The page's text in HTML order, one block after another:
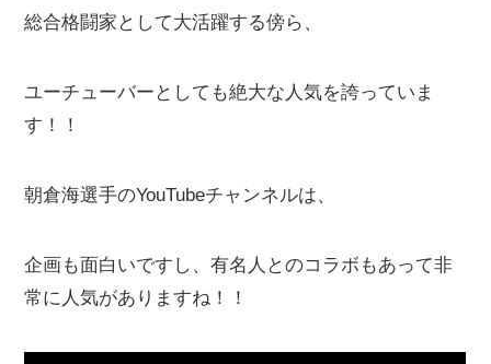
総合格闘家として大活躍する傍ら、
ユーチューバーとしても絶大な人気を誇っていま
す！！
朝倉海選手のYouTubeチャンネルは、
企画も面白いですし、有名人とのコラボもあって非
常に人気がありますね！！